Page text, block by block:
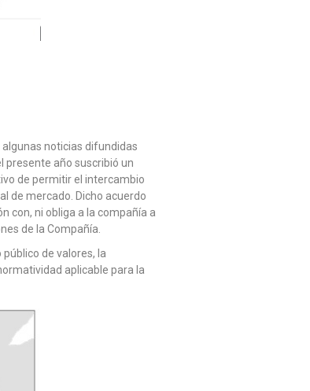
algunas noticias difundidas
presente año suscribió un
de permitir el intercambio
de mercado. Dicho acuerdo
con, ni obliga a la compañía a
de la Compañía.
de valores, la
aplicable para la